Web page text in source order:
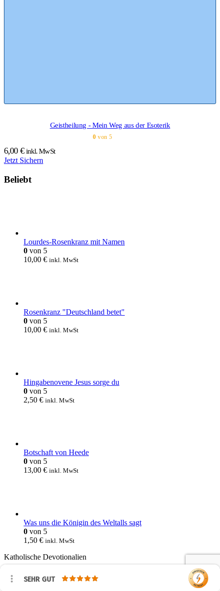
Geistheilung - Mein Weg aus der Esoterik
0 von 5
6,00 € inkl. MwSt
Jetzt Sichern
Beliebt
Lourdes-Rosenkranz mit Namen
0 von 5
10,00 € inkl. MwSt
Rosenkranz "Deutschland betet"
0 von 5
10,00 € inkl. MwSt
Hingabenovene Jesus sorge du
0 von 5
2,50 € inkl. MwSt
Botschaft von Heede
0 von 5
13,00 € inkl. MwSt
Was uns die Königin des Weltalls sagt
0 von 5
1,50 € inkl. MwSt
Katholische Devotionalien
WasGlaubstDu NEWSLETTER
SEHR GUT